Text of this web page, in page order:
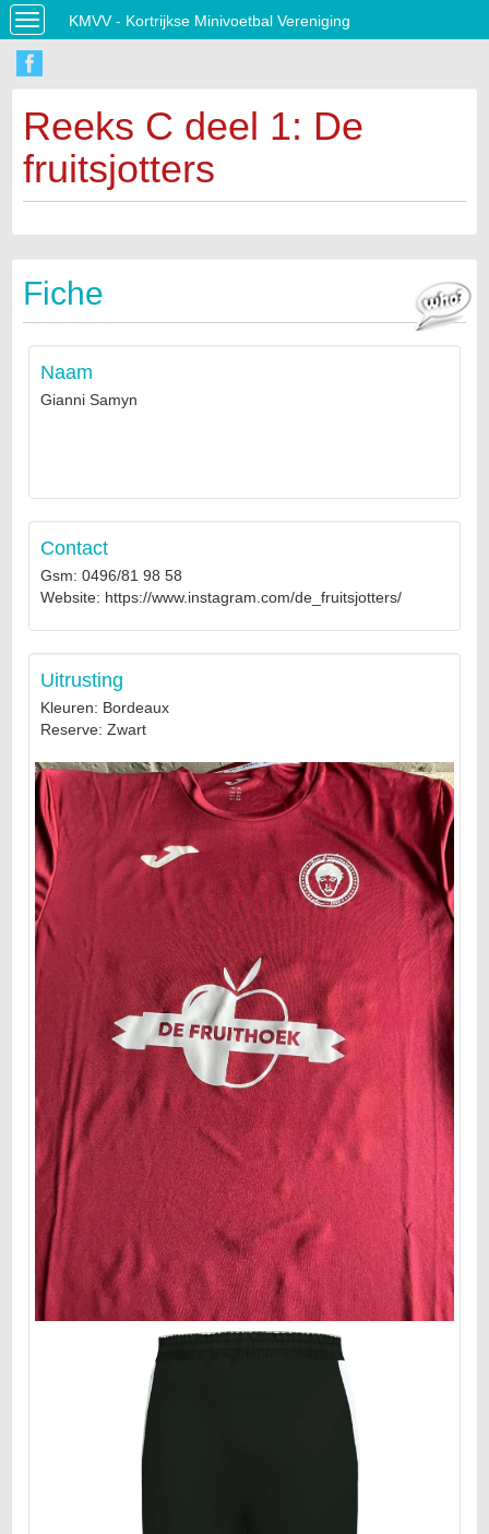
Toggle
navigation
KMVV - Kortrijkse Minivoetbal Vereniging
Reeks C deel 1: De
fruitsjotters
Fiche
Naam
Gianni Samyn
Contact
Gsm: 0496/81 98 58
Website: https://www.instagram.com/de_fruitsjotters/
Uitrusting
Kleuren: Bordeaux
Reserve: Zwart